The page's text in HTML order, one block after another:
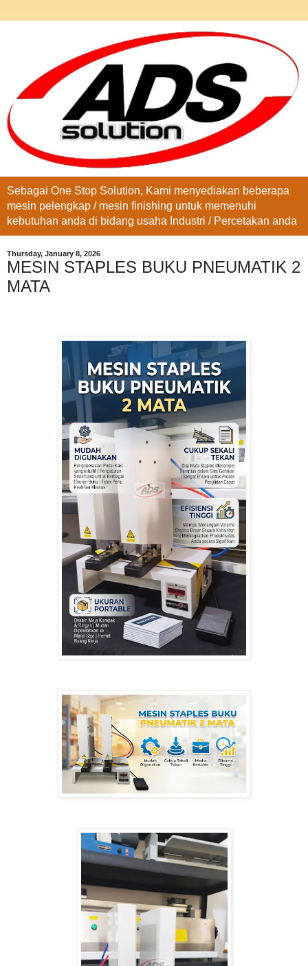
Sebagai One Stop Solution, Kami menyediakan beberapa
mesin pelengkap / mesin finishing untuk memenuhi
kebutuhan anda di bidang usaha Industri / Percetakan anda
Thursday, January 8, 2026
MESIN STAPLES BUKU PNEUMATIK 2
MATA